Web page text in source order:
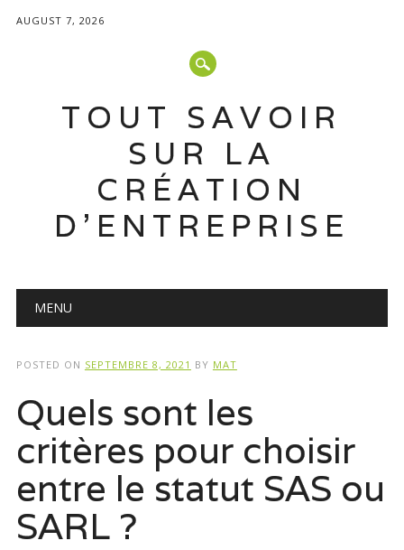
AUGUST 7, 2026
TOUT SAVOIR
SUR LA
CRÉATION
D'ENTREPRISE
Main menu
MENU
POSTED ON SEPTEMBRE 8, 2021 BY MAT
Quels sont les
critères pour choisir
entre le statut SAS ou
SARL ?